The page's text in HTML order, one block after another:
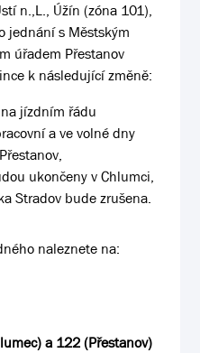
n.,L., Úžín (zóna 101),
jednání s Městským
úřadem Přestanov
k následující změně:
jízdním řádu
a ve volné dny
ukončeny v Chlumci,
Stradov bude zrušena.
naleznete na:
a 122 (Přestanov)